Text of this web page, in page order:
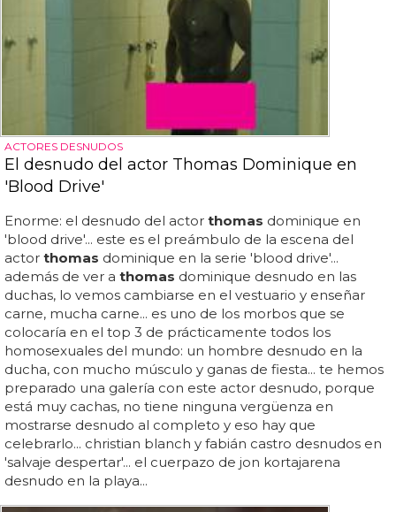
ACTORES DESNUDOS
El desnudo del actor Thomas Dominique en
'Blood Drive'
Enorme: el desnudo del actor thomas dominique en
'blood drive'... este es el preámbulo de la escena del
actor thomas dominique en la serie 'blood drive'...
además de ver a thomas dominique desnudo en las
duchas, lo vemos cambiarse en el vestuario y enseñar
carne, mucha carne... es uno de los morbos que se
colocaría en el top 3 de prácticamente todos los
homosexuales del mundo: un hombre desnudo en la
ducha, con mucho músculo y ganas de fiesta... te hemos
preparado una galería con este actor desnudo, porque
está muy cachas, no tiene ninguna vergüenza en
mostrarse desnudo al completo y eso hay que
celebrarlo... christian blanch y fabián castro desnudos en
'salvaje despertar'... el cuerpazo de jon kortajarena
desnudo en la playa...